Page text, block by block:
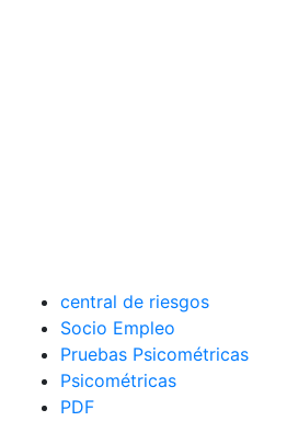
central de riesgos
Socio Empleo
Pruebas Psicométricas
Psicométricas
PDF